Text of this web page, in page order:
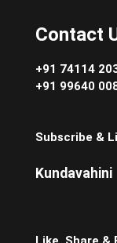
Contact
+91 74114
+91 99640
Subscribe &
Kundavahini